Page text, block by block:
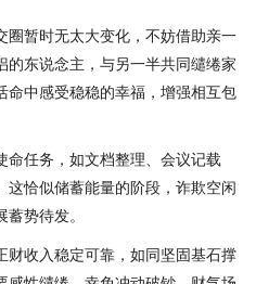
圈暂时无太大变化，不妨借助亲一
的东说念主，与另一半共同缱绻家
命中感受稳稳的幸福，增强相互包
命任务，如文档整理、会议记载
这恰似储蓄能量的阶段，诈欺空闲
势待发。
财收入稳定可靠，如同坚固基石撑